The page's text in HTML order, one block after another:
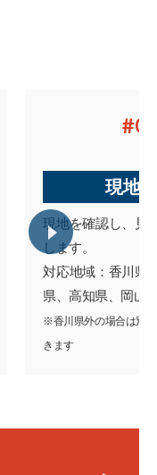
現地
現地を確認し、見
します。
対応地域：香川県
県、高知県、岡山
※香川県外の場合は別
きます